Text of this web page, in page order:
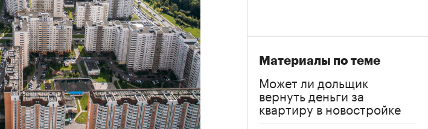
Материалы по теме
Может ли дольщик
вернуть деньги за
квартиру в новостройке